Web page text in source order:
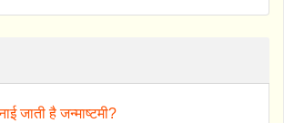
जाती है जन्माष्टमी?